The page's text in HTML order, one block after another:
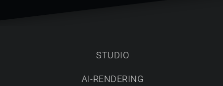
STUDIO
AI-RENDERING